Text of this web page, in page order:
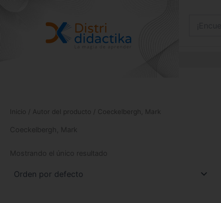
Inicio / Autor del producto / Coeckelbergh, Mark
Coeckelbergh, Mark
Mostrando el único resultado